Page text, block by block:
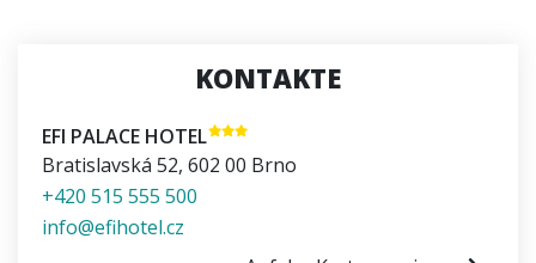
KONTAKTE
EFI PALACE HOTEL
Bratislavská 52, 602 00 Brno
+420 515 555 500
info@efihotel.cz